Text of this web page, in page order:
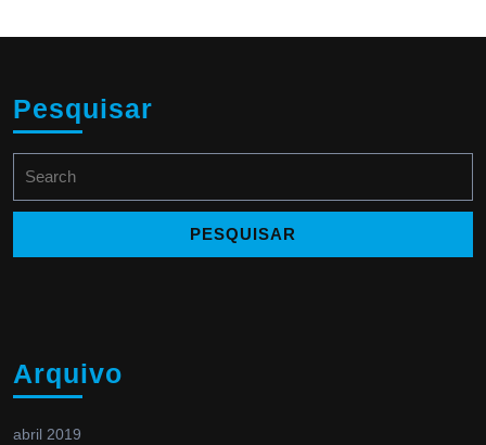
Pesquisar
for:
Arquivo
abril 2019